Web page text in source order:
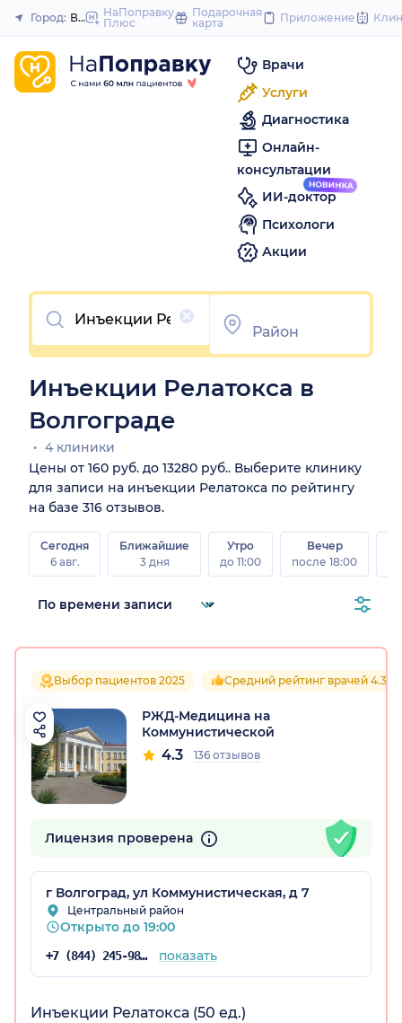
to
Закрыть
обл.)
Город: ВолгоградНаПоправку
Плюс
Подарочная
карта
Приложение
Врачи
Услуги
Диагностика
Онлайн-
консультации
ИИ-доктор
Психологи
Акции
Очистить
Инъекции Релатокса в
Волгограде
4 клиники
Цены от 160 руб. до 13280 руб.. Выберите клинику
для записи на инъекции Релатокса по рейтингу
на базе 316 отзывов.
Сегодня
6 авг.
Ближайшие
3 дня
Утро
до 11:00
Вечер
после 18:00
Выбор пациентов 2025 Средний рейтинг врачей 4.3
РЖД-Медицина на
Коммунистической
4.3 136 отзывов
Лицензия проверена
г Волгоград, ул Коммунистическая, д 7
Центральный район
Открыто до 19:00
+7 (844) 245-98-54 показать
Инъекции Релатокса (50 ед.)